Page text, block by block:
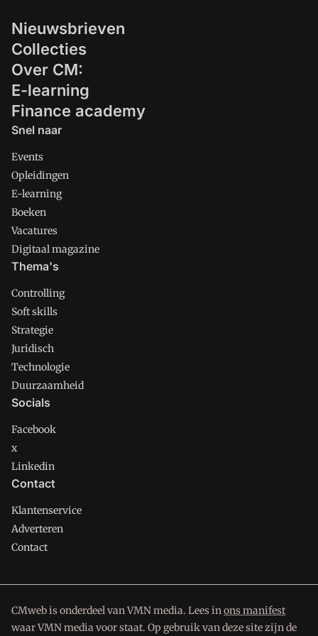
Nieuwsbrieven
Collecties
Over CM:
E-learning
Finance academy
Snel naar
Events
Opleidingen
E-learning
Boeken
Vacatures
Digitaal magazine
Thema's
Controlling
Soft skills
Strategie
Juridisch
Technologie
Duurzaamheid
Socials
Facebook
x
Linkedin
Contact
Klantenservice
Adverteren
Contact
CMweb is onderdeel van VMN media. Lees inons manifest
waar VMN media voor staat. Op gebruik van deze site zijn de